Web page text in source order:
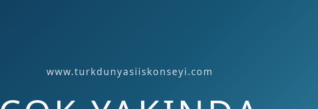
www.turkdunyasiiskonseyi.com